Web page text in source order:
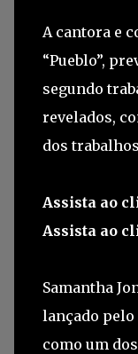
A cantora e
“Pueblo”,
segundo
revelados,
dos
Assista ao
Assista ao
Samantha
lançado
como um